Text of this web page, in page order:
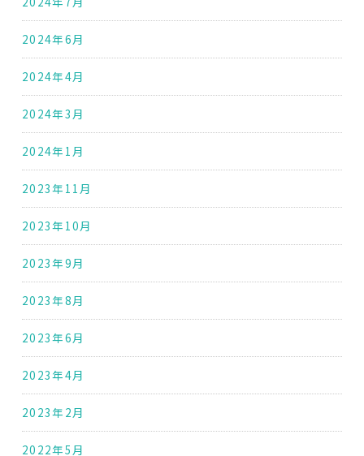
2024年6月
2024年4月
2024年3月
2024年1月
2023年11月
2023年10月
2023年9月
2023年8月
2023年6月
2023年4月
2023年2月
2022年5月